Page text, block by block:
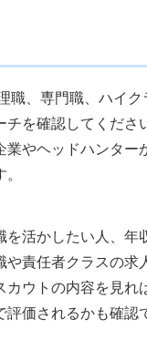
職、専門職、ハイク
チを確認してくださ
業やヘッドハンター
を活かしたい人、年
や責任者クラスの求
カウトの内容を見れ
評価されるかも確認